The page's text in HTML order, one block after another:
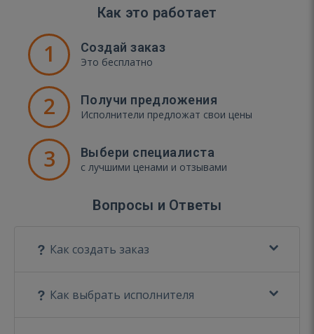
Как это работает
1 Создай заказ
Это бесплатно
2 Получи предложения
Исполнители предложат свои цены
3 Выбери специалиста
с лучшими ценами и отзывами
Вопросы и Ответы
Как создать заказ
Как выбрать исполнителя